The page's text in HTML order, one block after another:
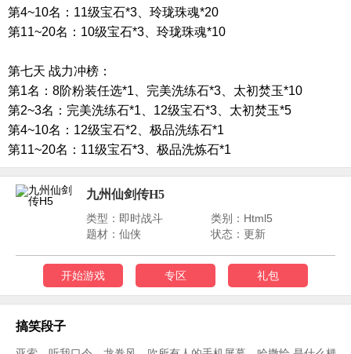
第4~10名： 11级宝石*3 、玲珑珠魂*20
第11~20名： 10级宝石*3 、玲珑珠魂*10
第七天 战力冲榜：
第1名： 8阶粉装任选*1 、完美洗练石*3 、太初焚玉*10
第2~3名：完美洗练石*1 12级宝石*3 、太初焚玉*5
第4~10名： 12级宝石*2 、极品洗练石*1
第11~20名： 11级宝石*3 、极品洗炼石*1
九州仙剑传H5
类型：即时战斗
类别：Html5
题材：仙侠
状态：更新
开始游戏 专区 礼包
搞笑段子